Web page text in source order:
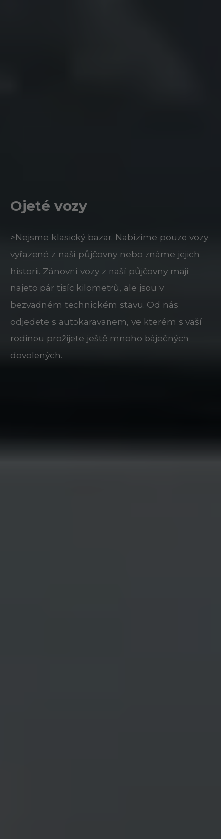
Ojeté vozy
>Nejsme klasický bazar. Nabízíme pouze vozy
vyřazené z naší půjčovny nebo známe jejich
historii. Zánovní vozy z naší půjčovny mají
najeto pár tisíc kilometrů, ale jsou v
bezvadném technickém stavu. Od nás
odjedete s autokaravanem, ve kterém s vaší
rodinou prožijete ještě mnoho báječných
dovolených.